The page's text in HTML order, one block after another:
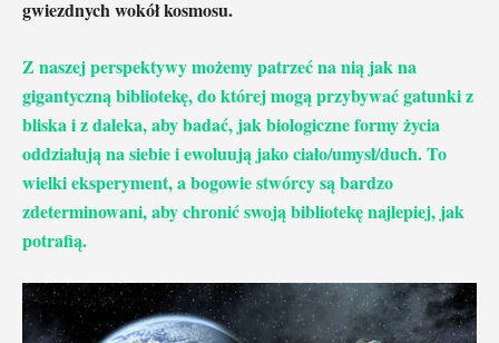
gwiezdnych wokół kosmosu.
Z naszej perspektywy możemy patrzeć na nią jak na
gigantyczną bibliotekę, do której mogą przybywać gatunki z
bliska i z daleka, aby badać, jak biologiczne formy życia
oddziałują na siebie i ewoluują jako ciało/umysł/duch. To
wielki eksperyment, a bogowie stwórcy są bardzo
zdeterminowani, aby chronić swoją bibliotekę najlepiej, jak
potrafią.